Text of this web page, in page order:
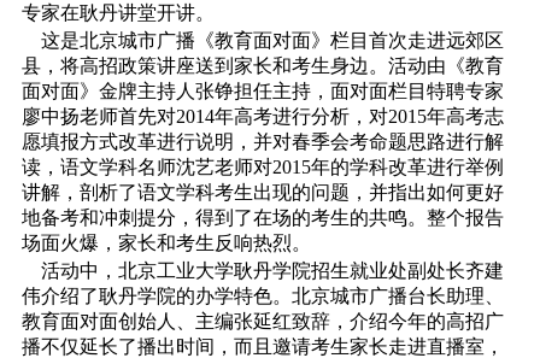
专家在耿丹讲堂开讲。
这是北京城市广播《教育面对面》栏目首次走进远郊区
县，将高招政策讲座送到家长和考生身边。活动由《教育
面对面》金牌主持人张铮担任主持，面对面栏目特聘专家
廖中扬老师首先对2014年高考进行分析，对2015年高考志
愿填报方式改革进行说明，并对春季会考命题思路进行解
读，语文学科名师沈艺老师对2015年的学科改革进行举例
讲解，剖析了语文学科考生出现的问题，并指出如何更好
地备考和冲刺提分，得到了在场的考生的共鸣。整个报告
场面火爆，家长和考生反响热烈。
活动中，北京工业大学耿丹学院招生就业处副处长齐建
伟介绍了耿丹学院的办学特色。北京城市广播台长助理、
教育面对面创始人、主编张延红致辞，介绍今年的高招广
播不仅延长了播出时间，而且邀请考生家长走进直播室，